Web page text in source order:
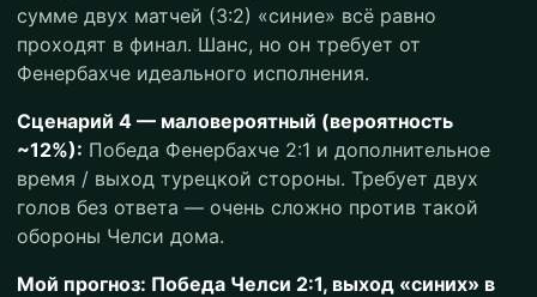
сумме двух матчей (3:2) «синие» всё равно
проходят в финал. Шанс, но он требует от
Фенербахче идеального исполнения.
Сценарий 4 — маловероятный (вероятность
~12%): Победа Фенербахче 2:1 и дополнительное
время / выход турецкой стороны. Требует двух
голов без ответа — очень сложно против такой
обороны Челси дома.
Мой прогноз: Победа Челси 2:1, выход «синих» в